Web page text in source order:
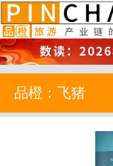
品橙旅游
品橙：飞猪